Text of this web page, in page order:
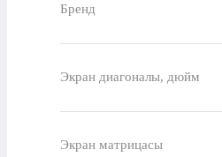
Бренд
Экран диагоналы, дюйм
Экран матрицасы